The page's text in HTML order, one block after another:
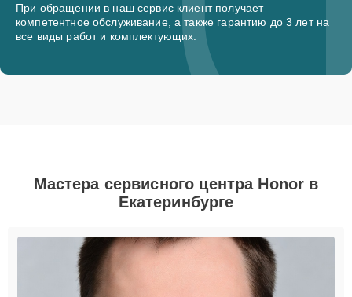
При обращении в наш сервис клиент получает
компетентное обслуживание, а также гарантию до 3 лет на
все виды работ и комплектующих.
Мастера сервисного центра Honor в
Екатеринбурге